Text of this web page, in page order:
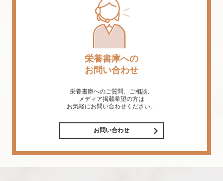
栄養書庫への
お問い合わせ
栄養書庫へのご質問、ご相談、
メディア掲載希望の方は
お気軽にお問い合わせください。
お問い合わせ